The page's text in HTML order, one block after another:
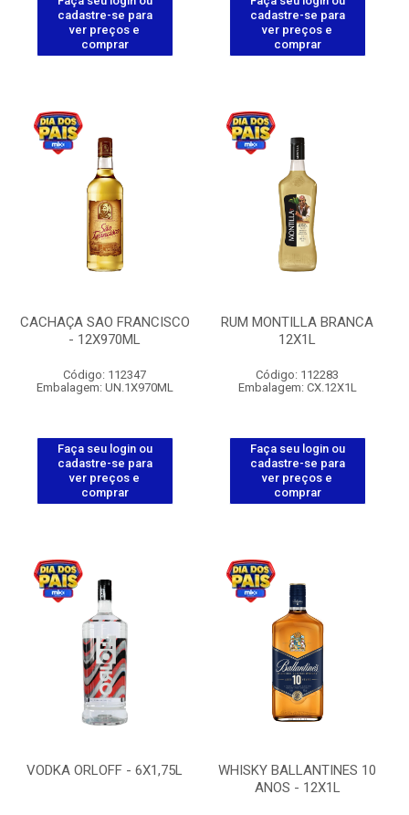
cadastre-se para
ver preços e
comprar
cadastre-se para
ver preços e
comprar
CACHAÇA SAO FRANCISCO
- 12X970ML
Código: 112347
Embalagem: UN.1X970ML
Faça seu login ou
cadastre-se para
ver preços e
comprar
RUM MONTILLA BRANCA
12X1L
Código: 112283
Embalagem: CX.12X1L
Faça seu login ou
cadastre-se para
ver preços e
comprar
VODKA ORLOFF - 6X1,75L
WHISKY BALLANTINES 10
ANOS - 12X1L